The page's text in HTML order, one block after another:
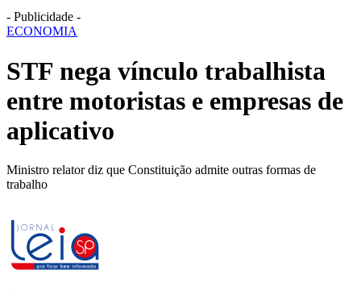
- Publicidade -
ECONOMIA
STF nega vínculo trabalhista
entre motoristas e empresas de
aplicativo
Ministro relator diz que Constituição admite outras formas de
trabalho